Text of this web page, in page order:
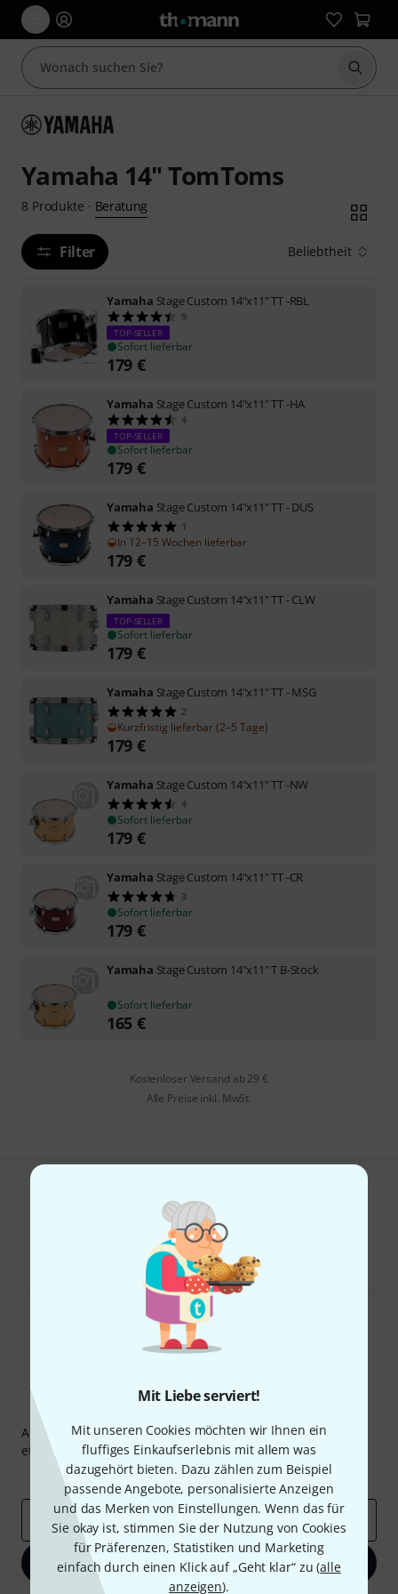
Mit Liebe serviert!
Mit unseren Cookies möchten wir Ihnen ein
fluffiges Einkaufserlebnis mit allem was
dazugehört bieten. Dazu zählen zum Beispiel
passende Angebote, personalisierte Anzeigen
und das Merken von Einstellungen. Wenn das für
Sie okay ist, stimmen Sie der Nutzung von Cookies
für Präferenzen, Statistiken und Marketing
einfach durch einen Klick auf „Geht klar“ zu (alle
anzeigen).
Suche
Yamaha 14" TomToms
8 Produkte · Beratung
Filter Beliebtheit
Yamaha Stage Custom 14"x11" TT -RBL
9
TOP-SELLER
Sofort lieferbar
179 €
Yamaha Stage Custom 14"x11" TT -HA
4
TOP-SELLER
Sofort lieferbar
179 €
Yamaha Stage Custom 14"x11" TT - DUS
1
In 12–15 Wochen lieferbar
179 €
Yamaha Stage Custom 14"x11" TT - CLW
TOP-SELLER
Sofort lieferbar
179 €
Yamaha Stage Custom 14"x11" TT - MSG
2
Kurzfristig lieferbar (2–5 Tage)
179 €
Yamaha Stage Custom 14"x11" TT -NW
4
Sofort lieferbar
179 €
Yamaha Stage Custom 14"x11" TT -CR
3
Sofort lieferbar
179 €
Yamaha Stage Custom 14"x11" T B-Stock
Sofort lieferbar
165 €
Kostenloser Versand ab 29 €
Alle Preise inkl. MwSt.
Gefällt Ihnen, was Sie sehen?
Hilfe & Feedback
Abonniere den Thomann Newsletter und gewinne mit
etwas Glück einen von50 Gutscheinenüber jeweils
Inspirierende Beiträge
Deals Thomann Insights
E-Mail-Adresse *
Jetzt anmelden